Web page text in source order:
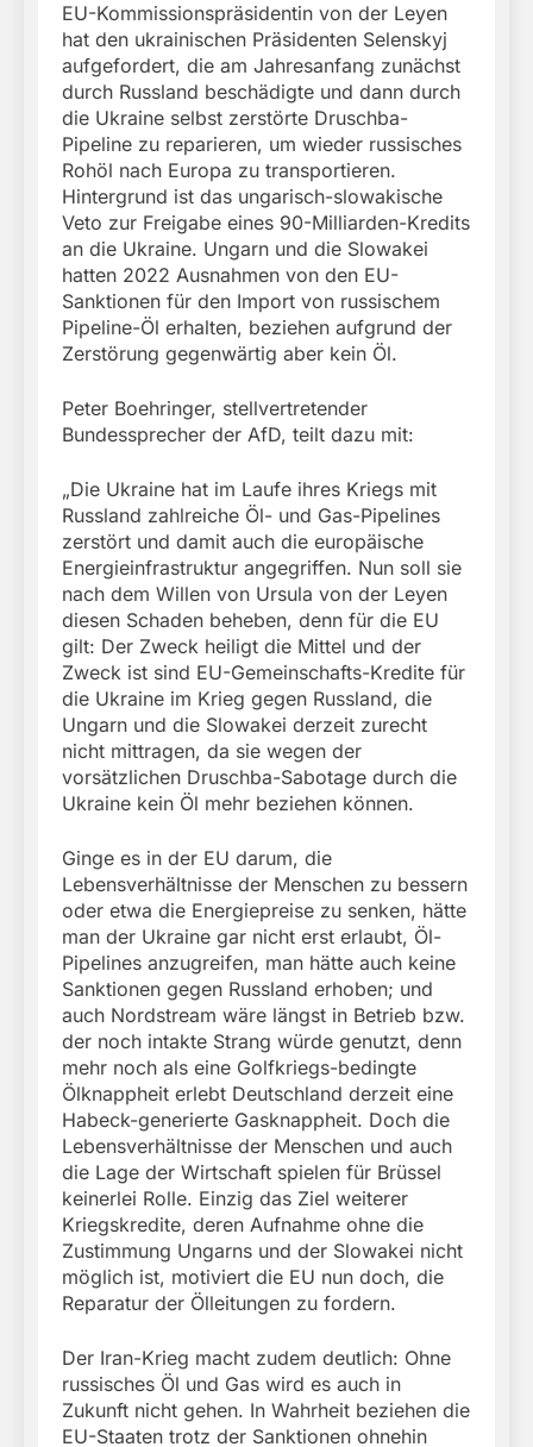
EU-Kommissionspräsidentin von der Leyen
hat den ukrainischen Präsidenten Selenskyj
aufgefordert, die am Jahresanfang zunächst
durch Russland beschädigte und dann durch
die Ukraine selbst zerstörte Druschba-
Pipeline zu reparieren, um wieder russisches
Rohöl nach Europa zu transportieren.
Hintergrund ist das ungarisch-slowakische
Veto zur Freigabe eines 90-Milliarden-Kredits
an die Ukraine. Ungarn und die Slowakei
hatten 2022 Ausnahmen von den EU-
Sanktionen für den Import von russischem
Pipeline-Öl erhalten, beziehen aufgrund der
Zerstörung gegenwärtig aber kein Öl.
Peter Boehringer, stellvertretender
Bundessprecher der AfD, teilt dazu mit:
„Die Ukraine hat im Laufe ihres Kriegs mit
Russland zahlreiche Öl- und Gas-Pipelines
zerstört und damit auch die europäische
Energieinfrastruktur angegriffen. Nun soll sie
nach dem Willen von Ursula von der Leyen
diesen Schaden beheben, denn für die EU
gilt: Der Zweck heiligt die Mittel und der
Zweck ist sind EU-Gemeinschafts-Kredite für
die Ukraine im Krieg gegen Russland, die
Ungarn und die Slowakei derzeit zurecht
nicht mittragen, da sie wegen der
vorsätzlichen Druschba-Sabotage durch die
Ukraine kein Öl mehr beziehen können.
Ginge es in der EU darum, die
Lebensverhältnisse der Menschen zu bessern
oder etwa die Energiepreise zu senken, hätte
man der Ukraine gar nicht erst erlaubt, Öl-
Pipelines anzugreifen, man hätte auch keine
Sanktionen gegen Russland erhoben; und
auch Nordstream wäre längst in Betrieb bzw.
der noch intakte Strang würde genutzt, denn
mehr noch als eine Golfkriegs-bedingte
Ölknappheit erlebt Deutschland derzeit eine
Habeck-generierte Gasknappheit. Doch die
Lebensverhältnisse der Menschen und auch
die Lage der Wirtschaft spielen für Brüssel
keinerlei Rolle. Einzig das Ziel weiterer
Kriegskredite, deren Aufnahme ohne die
Zustimmung Ungarns und der Slowakei nicht
möglich ist, motiviert die EU nun doch, die
Reparatur der Ölleitungen zu fordern.
Der Iran-Krieg macht zudem deutlich: Ohne
russisches Öl und Gas wird es auch in
Zukunft nicht gehen. In Wahrheit beziehen die
EU-Staaten trotz der Sanktionen ohnehin